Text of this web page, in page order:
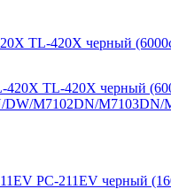
TL-420X черный
PC-211EV черный